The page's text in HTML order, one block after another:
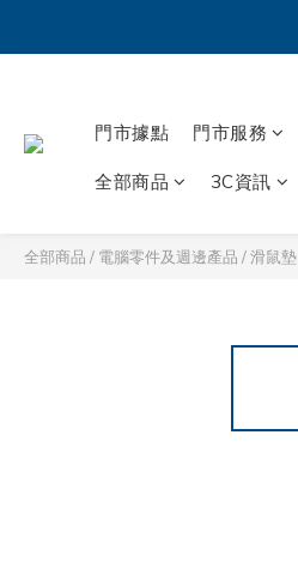
門市據點 門市服務
全部商品 3C資訊
全部商品 / 電腦零件及週邊產品 /滑鼠墊